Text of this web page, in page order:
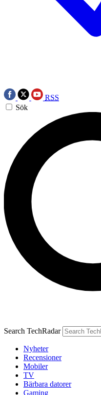
RSS
Sök
Search TechRadar
Nyheter
Recensioner
Mobiler
TV
Bärbara datorer
Gaming